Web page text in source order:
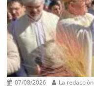
07/08/2026 La redacción